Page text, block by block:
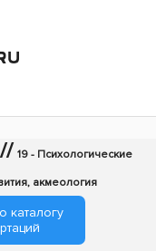
// 19 - Психологические
акмеология
каталогу